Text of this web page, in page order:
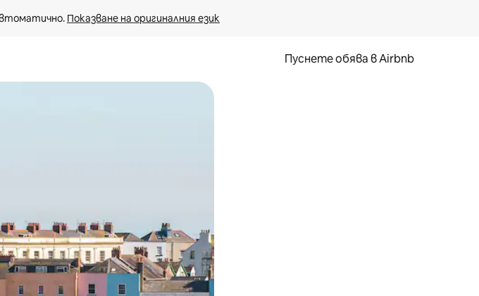
Показване на оригиналния език
Пуснете обява в Airbnb